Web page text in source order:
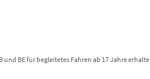
und BE für begleitetes Fahren ab 17 Jahre